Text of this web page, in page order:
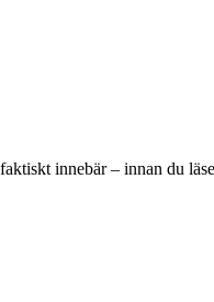
innebär – innan du